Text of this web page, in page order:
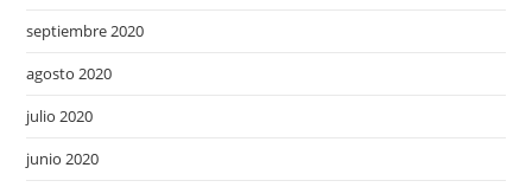
septiembre 2020
agosto 2020
julio 2020
junio 2020